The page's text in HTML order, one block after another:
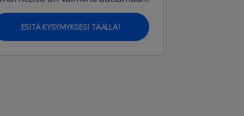
ESITÄ KYSYMYKSESI TÄÄLLÄ!